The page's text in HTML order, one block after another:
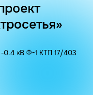
-0.4 кВ Ф-1 КТП 17/403